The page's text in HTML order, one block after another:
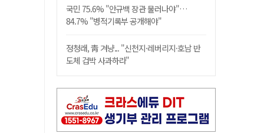
국민 75.6% "안규백 장관 물러나야"…
84.7% "병적기록부 공개해야"
정청래, 靑 겨냥... "신천지·레버리지·호남 반
도체 겁박 사과하라"